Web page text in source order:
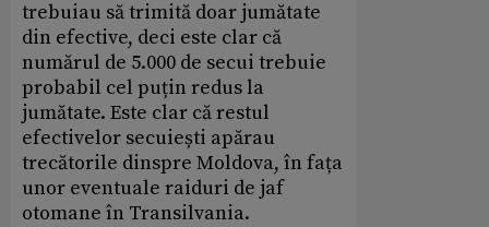
trebuiau să trimită doar jumătate
din efective, deci este clar că
numărul de 5.000 de secui trebuie
probabil cel puțin redus la
jumătate. Este clar că restul
efectivelor secuiești apărau
trecătorile dinspre Moldova, în fața
unor eventuale raiduri de jaf
otomane în Transilvania.